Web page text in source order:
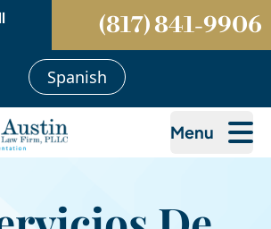
(817) 841-9906
Spanish
Menu